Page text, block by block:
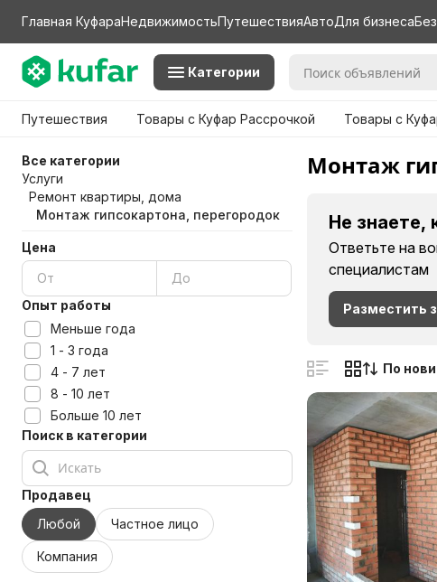
Главная КуфараНедвижимостьПутешествияАвтоДля бизнеса
Категории
Путешествия Товары с Куфар Рассрочкой Товары с
Все категории
Услуги
Ремонт квартиры, дома
Монтаж гипсокартона, перегородок
Цена
Опыт работы
Меньше года
1 - 3 года
4 - 7 лет
8 - 10 лет
Больше 10 лет
Поиск в категории
Продавец
Любой
Частное лицо
Компания
Монтаж
Не знаете,
Ответьте на
специалистам
Разместить
По